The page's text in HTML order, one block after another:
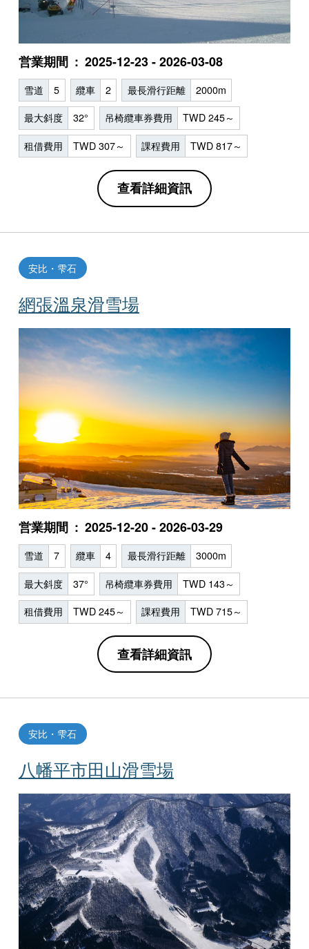
営業期間 2025-12-23 - 2026-03-08
雪道 5 纜車 2 最長滑行距離 2000m
最大斜度 32° 吊椅纜車券費用 TWD 245～
租借費用 TWD 307～ 課程費用 TWD 817～
查看詳細資訊
網張溫泉滑雪場
安比・雫石
営業期間 2025-12-20 - 2026-03-29
雪道 7 纜車 4 最長滑行距離 3000m
最大斜度 37° 吊椅纜車券費用 TWD 143～
租借費用 TWD 245～ 課程費用 TWD 715～
查看詳細資訊
八幡平市田山滑雪場
安比・雫石